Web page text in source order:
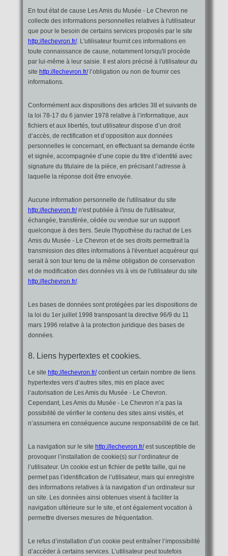
En tout état de cause Les Amis du Musée - Le Chevron ne
collecte des informations personnelles relatives à l'utilisateur
que pour le besoin de certains services proposés par le site
http://lechevron.fr/. L'utilisateur fournit ces informations en
toute connaissance de cause, notamment lorsqu'il procède
par lui-même à leur saisie. Il est alors précisé à l'utilisateur du
site http://lechevron.fr/l’obligation ou non de fournir ces
informations.
Conformément aux dispositions des articles 38 et suivants de
la loi 78-17 du 6 janvier 1978 relative à l’informatique, aux
fichiers et aux libertés, tout utilisateur dispose d’un droit
d’accès, de rectification et d’opposition aux données
personnelles le concernant, en effectuant sa demande écrite
et signée, accompagnée d’une copie du titre d’identité avec
signature du titulaire de la pièce, en précisant l’adresse à
laquelle la réponse doit être envoyée.
Aucune information personnelle de l'utilisateur du site
http://lechevron.fr/n'est publiée à l'insu de l'utilisateur,
échangée, transférée, cédée ou vendue sur un support
quelconque à des tiers. Seule l'hypothèse du rachat de Les
Amis du Musée - Le Chevron et de ses droits permettrait la
transmission des dites informations à l'éventuel acquéreur qui
serait à son tour tenu de la même obligation de conservation
et de modification des données vis à vis de l'utilisateur du site
http://lechevron.fr/.
Les bases de données sont protégées par les dispositions de
la loi du 1er juillet 1998 transposant la directive 96/9 du 11
mars 1996 relative à la protection juridique des bases de
données.
8. Liens hypertextes et cookies.
Le site http://lechevron.fr/contient un certain nombre de liens
hypertextes vers d’autres sites, mis en place avec
l’autorisation de Les Amis du Musée - Le Chevron.
Cependant, Les Amis du Musée - Le Chevron n’a pas la
possibilité de vérifier le contenu des sites ainsi visités, et
n’assumera en conséquence aucune responsabilité de ce fait.
La navigation sur le site http://lechevron.fr/est susceptible de
provoquer l’installation de cookie(s) sur l’ordinateur de
l’utilisateur. Un cookie est un fichier de petite taille, qui ne
permet pas l’identification de l’utilisateur, mais qui enregistre
des informations relatives à la navigation d’un ordinateur sur
un site. Les données ainsi obtenues visent à faciliter la
navigation ultérieure sur le site, et ont également vocation à
permettre diverses mesures de fréquentation.
Le refus d’installation d’un cookie peut entraîner l’impossibilité
d’accéder à certains services. L’utilisateur peut toutefois